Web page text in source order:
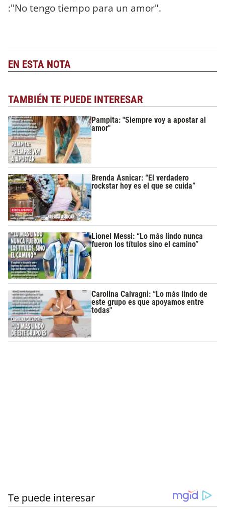
:"No tengo tiempo para un amor".
EN ESTA NOTA
TAMBIÉN TE PUEDE INTERESAR
Pampita: "Siempre voy a apostar al
amor"
Brenda Asnicar: “El verdadero
rockstar hoy es el que se cuida”
Lionel Messi: “Lo más lindo nunca
fueron los títulos sino el camino”
Carolina Calvagni: “Lo más lindo de
este grupo es que apoyamos entre
todas"